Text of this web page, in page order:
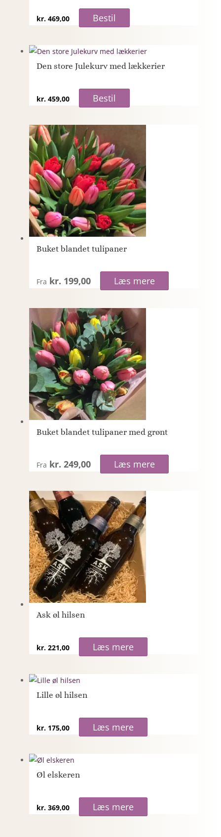
kr.469,00 Bestil
Den store Julekurv med lækkerier
kr.459,00 Bestil
Buket blandet tulipaner
Fra kr. 199,00 Læs mere
Buket blandet tulipaner med grønt
Fra kr. 249,00 Læs mere
Ask øl hilsen
kr.221,00 Læs mere
Lille øl hilsen
kr.175,00 Læs mere
Øl elskeren
kr.369,00 Læs mere